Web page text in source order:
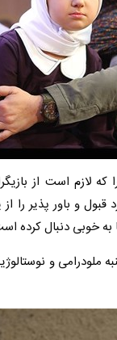
که لازم است از
و باور پذیر را
خوبی دنبال کرده
ملودرامی و